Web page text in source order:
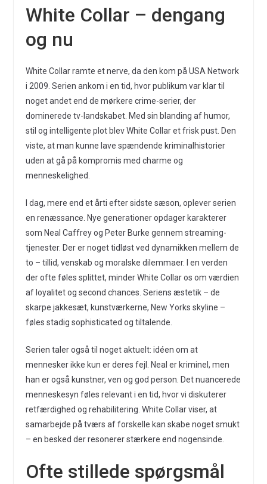
White Collar – dengang
og nu
White Collar ramte et nerve, da den kom på USA Network
i 2009. Serien ankom i en tid, hvor publikum var klar til
noget andet end de mørkere crime-serier, der
dominerede tv-landskabet. Med sin blanding af humor,
stil og intelligente plot blev White Collar et frisk pust. Den
viste, at man kunne lave spændende kriminalhistorier
uden at gå på kompromis med charme og
menneskelighed.
I dag, mere end et årti efter sidste sæson, oplever serien
en renæssance. Nye generationer opdager karakterer
som Neal Caffrey og Peter Burke gennem streaming-
tjenester. Der er noget tidløst ved dynamikken mellem de
to – tillid, venskab og moralske dilemmaer. I en verden
der ofte føles splittet, minder White Collar os om værdien
af loyalitet og second chances. Seriens æstetik – de
skarpe jakkesæt, kunstværkerne, New Yorks skyline –
føles stadig sophisticated og tiltalende.
Serien taler også til noget aktuelt: idéen om at
mennesker ikke kun er deres fejl. Neal er kriminel, men
han er også kunstner, ven og god person. Det nuancerede
menneskesyn føles relevant i en tid, hvor vi diskuterer
retfærdighed og rehabilitering. White Collar viser, at
samarbejde på tværs af forskelle kan skabe noget smukt
– en besked der resonerer stærkere end nogensinde.
Ofte stillede spørgsmål